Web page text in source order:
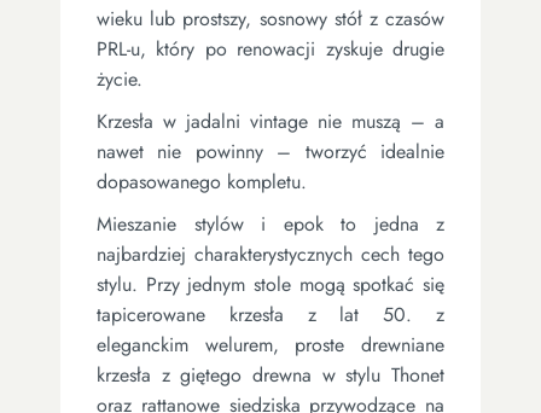
wieku lub prostszy, sosnowy stół z czasów
PRL-u, który po renowacji zyskuje drugie
życie.
Krzesła w jadalni vintage nie muszą – a
nawet nie powinny – tworzyć idealnie
dopasowanego kompletu.
Mieszanie stylów i epok to jedna z
najbardziej charakterystycznych cech tego
stylu. Przy jednym stole mogą spotkać się
tapicerowane krzesła z lat 50. z
eleganckim welurem, proste drewniane
krzesła z giętego drewna w stylu Thonet
oraz rattanowe siedziska przywodzące na